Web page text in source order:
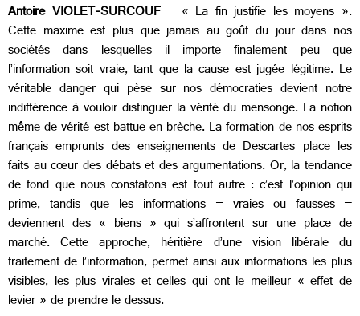
Antoire VIOLET-SURCOUF– « La fin justifie les moyens ».
Cette maxime est plus que jamais au goût du jour dans nos
sociétés dans lesquelles il importe finalement peu que
l’information soit vraie, tant que la cause est jugée légitime. Le
véritable danger qui pèse sur nos démocraties devient notre
indifférence à vouloir distinguer la vérité du mensonge. La notion
même de vérité est battue en brèche. La formation de nos esprits
français emprunts des enseignements de Descartes place les
faits au cœur des débats et des argumentations. Or, la tendance
de fond que nous constatons est tout autre : c’est l’opinion qui
prime, tandis que les informations – vraies ou fausses –
deviennent des « biens » qui s’affrontent sur une place de
marché. Cette approche, héritière d’une vision libérale du
traitement de l’information, permet ainsi aux informations les plus
visibles, les plus virales et celles qui ont le meilleur « effet de
levier » de prendre le dessus.